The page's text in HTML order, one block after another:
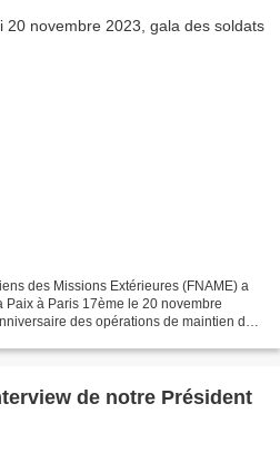
des Missions Extérieures (FNAME) a
à Paris 17ème le 20 novembre
des opérations de maintien de
de notre Président